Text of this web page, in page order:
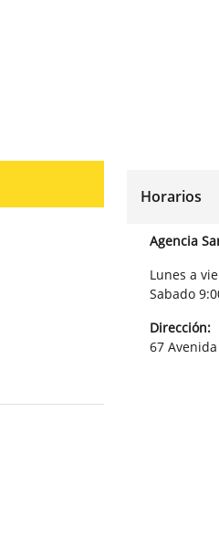
Horarios
Agencia
Lunes a
Sabado
Dirección:
67